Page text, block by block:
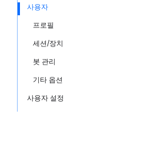
사용자
프로필
세션/장치
봇 관리
기타 옵션
사용자 설정